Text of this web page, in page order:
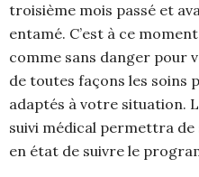
troisième mois passé et
entamé. C’est à ce
comme sans danger pour
de toutes façons les
adaptés à votre situation.
suivi médical permettra de
en état de suivre le